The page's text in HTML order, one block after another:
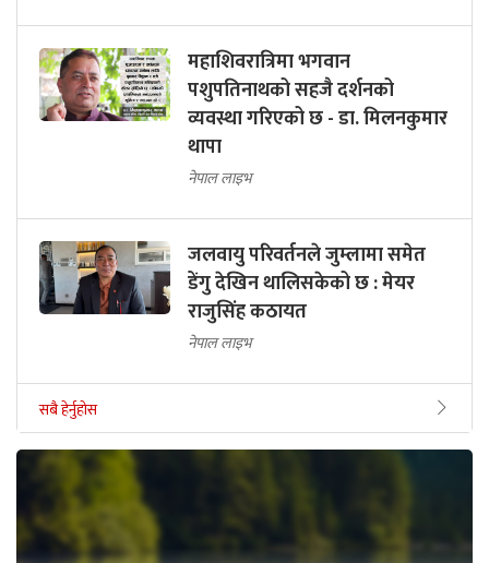
महाशिवरात्रिमा भगवान
पशुपतिनाथको सहजै दर्शनको
व्यवस्था गरिएको छ - डा. मिलनकुमार
थापा
नेपाल लाइभ
जलवायु परिवर्तनले जुम्लामा समेत
डेंगु देखिन थालिसकेको छ : मेयर
राजुसिंह कठायत
नेपाल लाइभ
सबै हेर्नुहोस